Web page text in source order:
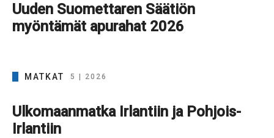
Uuden Suomettaren Säätiön
myöntämät apurahat 2026
MATKAT 5 | 2026
Ulkomaanmatka Irlantiin ja Pohjois-
Irlantiin